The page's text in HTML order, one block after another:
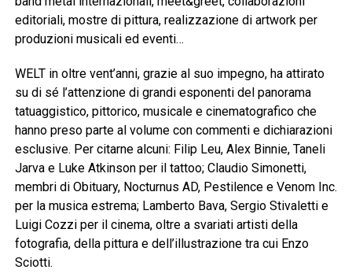
editoriali, mostre di pittura, realizzazione di artwork per
produzioni musicali ed eventi…
WELT in oltre vent’anni, grazie al suo impegno, ha attirato
su di sé l’attenzione di grandi esponenti del panorama
tatuaggistico, pittorico, musicale e cinematografico che
hanno preso parte al volume con commenti e dichiarazioni
esclusive. Per citarne alcuni: Filip Leu, Alex Binnie, Taneli
Jarva e Luke Atkinson per il tattoo; Claudio Simonetti,
membri di Obituary, Nocturnus AD, Pestilence e Venom Inc.
per la musica estrema; Lamberto Bava, Sergio Stivaletti e
Luigi Cozzi per il cinema, oltre a svariati artisti della
fotografia, della pittura e dell’illustrazione tra cui Enzo
Sciotti.